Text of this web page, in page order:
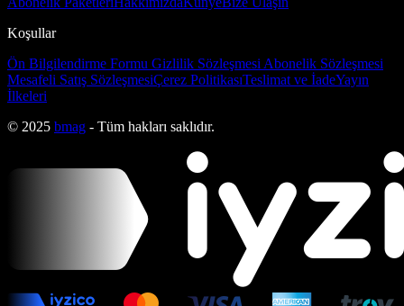
Koşullar
Ön Bilgilendirme Formu Gizlilik Sözleşmesi Abonelik Sözleşmesi
Mesafeli Satış SözleşmesiÇerez PolitikasıTeslimat ve İadeYayın
İlkeleri
© 2025 bmag - Tüm hakları saklıdır.